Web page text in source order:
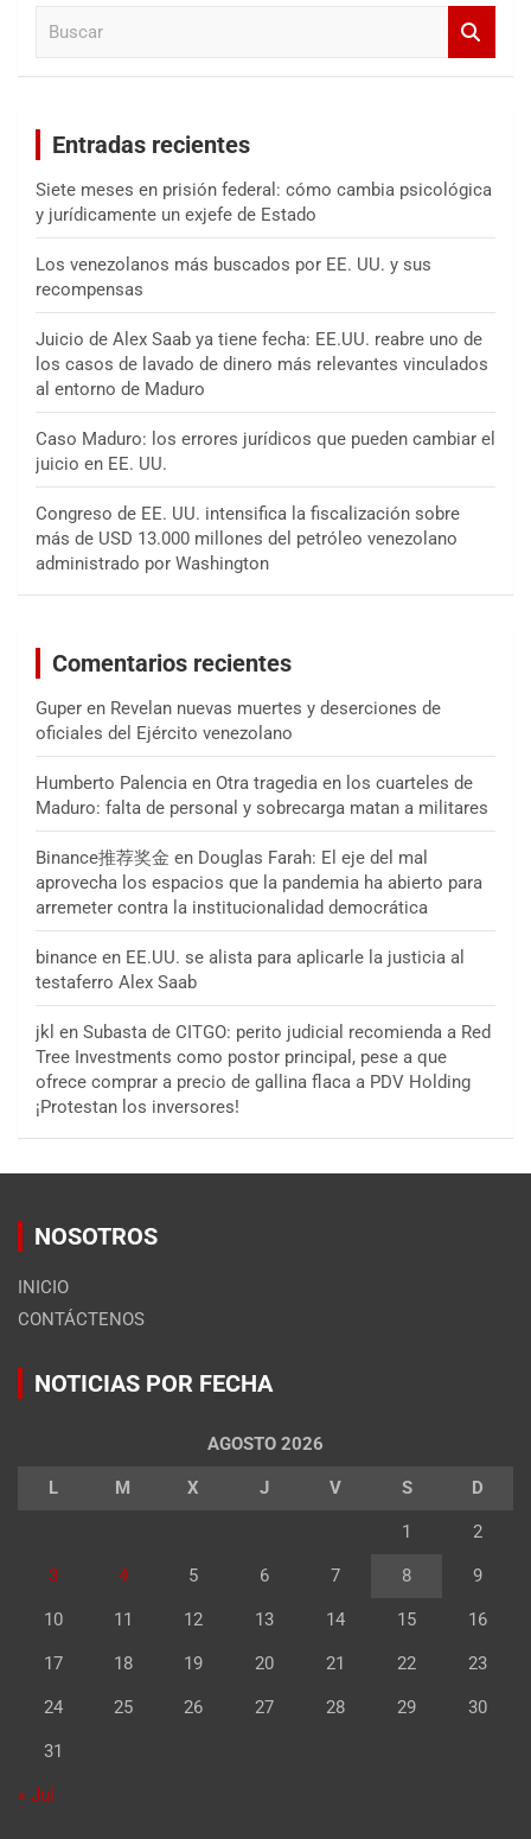
Entradas recientes
Siete meses en prisión federal: cómo cambia psicológica
y jurídicamente un exjefe de Estado
Los venezolanos más buscados por EE. UU. y sus
recompensas
Juicio de Alex Saab ya tiene fecha: EE.UU. reabre uno de
los casos de lavado de dinero más relevantes vinculados
al entorno de Maduro
Caso Maduro: los errores jurídicos que pueden cambiar el
juicio en EE. UU.
Congreso de EE. UU. intensifica la fiscalización sobre
más de USD 13.000 millones del petróleo venezolano
administrado por Washington
Comentarios recientes
Guper en Revelan nuevas muertes y deserciones de
oficiales del Ejército venezolano
Humberto Palencia en Otra tragedia en los cuarteles de
Maduro: falta de personal y sobrecarga matan a militares
Binance推荐奖金 en Douglas Farah: El eje del mal
aprovecha los espacios que la pandemia ha abierto para
arremeter contra la institucionalidad democrática
binance en EE.UU. se alista para aplicarle la justicia al
testaferro Alex Saab
jkl en Subasta de CITGO: perito judicial recomienda a Red
Tree Investments como postor principal, pese a que
ofrece comprar a precio de gallina flaca a PDV Holding
¡Protestan los inversores!
NOSOTROS
INICIO
CONTÁCTENOS
NOTICIAS POR FECHA
AGOSTO 2026
L M X J V S D
1 2
3 4 5 6 7 8 9
10 11 12 13 14 15 16
17 18 19 20 21 22 23
24 25 26 27 28 29 30
31
« Jul